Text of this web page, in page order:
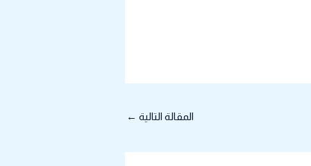
المقالة التالية ←